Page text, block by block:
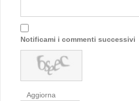
Notificami i commenti successivi
Aggiorna